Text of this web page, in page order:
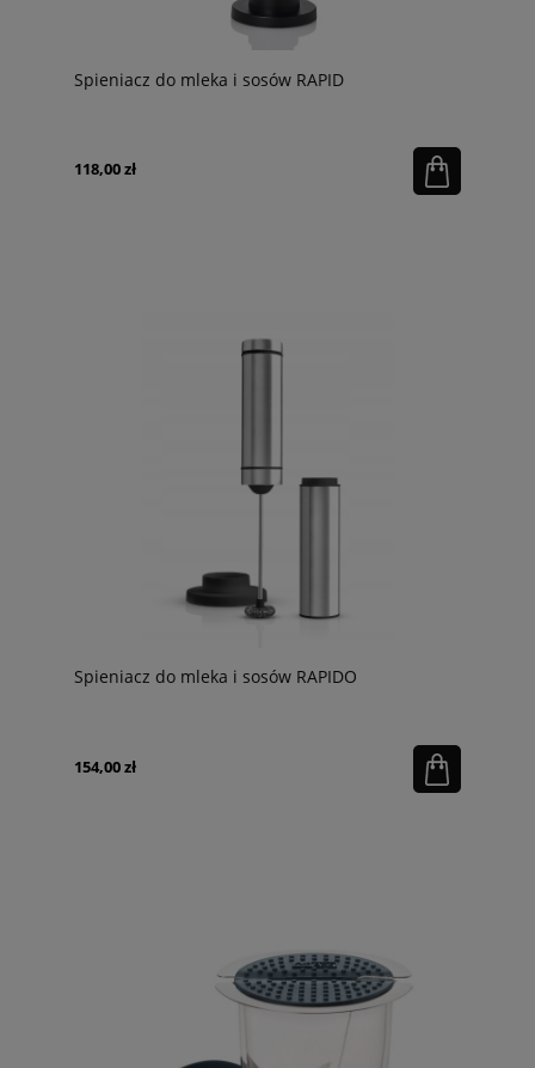
Spieniacz do mleka i sosów RAPID
118,00 zł
Spieniacz do mleka i sosów RAPIDO
154,00 zł